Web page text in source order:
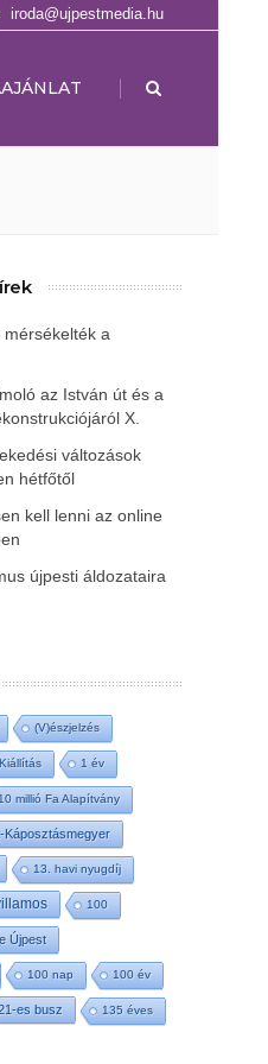
iroda@ujpestmedia.hu
|
a
az István út és a
X.
változások
hétfőtől
kell lenni az online
újpesti áldozataira
(V)észjelzés
1 év
10 millió Fa Alapítvány
Káposztásmegyer
13. havi nyugdíj
100
Újpest
100 nap 100 év
es busz 135 éves